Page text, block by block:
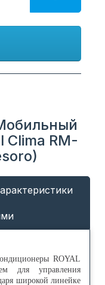
Clima RM-
ROYAL
для управления
широкой линейке